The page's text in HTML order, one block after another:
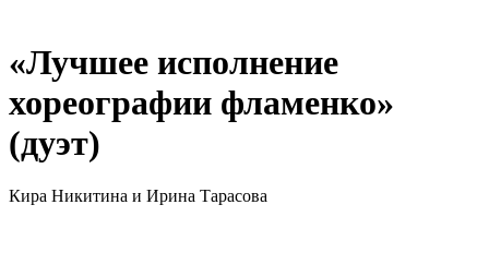
«Лучшее исполнение
хореографии фламенко»
(дуэт)
Кира Никитина и Ирина Тарасова